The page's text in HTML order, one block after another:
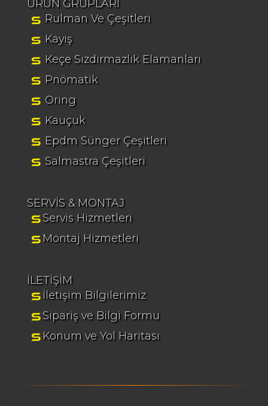
ÜRÜN GRUPLARI
Rulman Ve Çeşitleri
Kayış
Keçe Sızdırmazlık Elamanları
Pnömatik
Oring
Kauçuk
Epdm Sünger Çeşitleri
Salmastra Çeşitleri
SERVİS & MONTAJ
Servis Hizmetleri
Montaj Hizmetleri
İLETİŞİM
İletişim Bilgilerimiz
Sipariş ve Bilgi Formu
Konum ve Yol Haritası